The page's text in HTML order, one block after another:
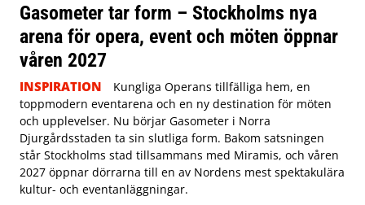
Gasometer tar form – Stockholms nya
arena för opera, event och möten öppnar
våren 2027
INSPIRATION
Kungliga Operans tillfälliga hem, en
toppmodern eventarena och en ny destination för möten
och upplevelser. Nu börjar Gasometer i Norra
Djurgårdsstaden ta sin slutliga form. Bakom satsningen
står Stockholms stad tillsammans med Miramis, och våren
2027 öppnar dörrarna till en av Nordens mest spektakulära
kultur- och eventanläggningar.